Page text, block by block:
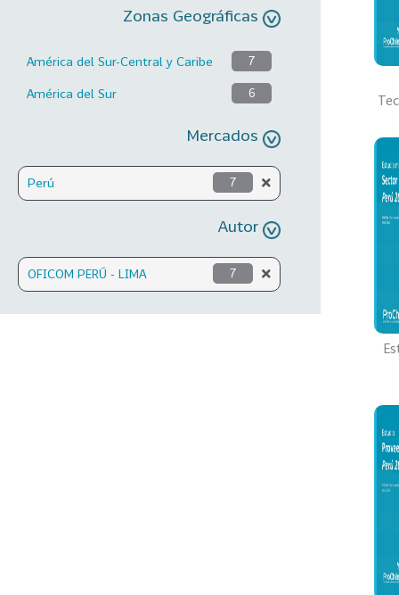
Zonas Geográficas
América del Sur-Central y Caribe 7
América del Sur 6
Mercados
Perú 7
Autor
OFICOM PERÚ - LIMA 7